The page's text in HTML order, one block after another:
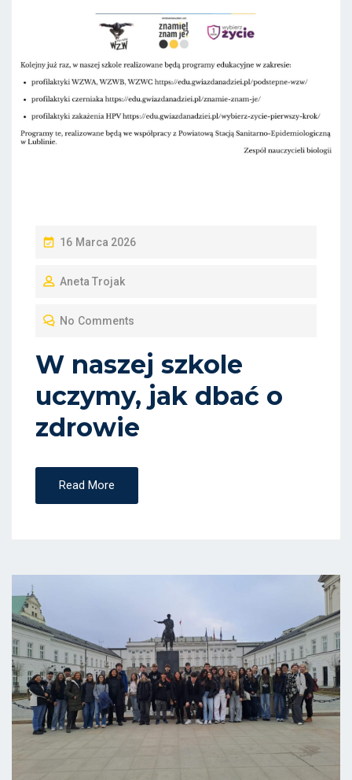
P
S
O
N
16 Marca 2026
Aneta Trojak
No Comments
W naszej szkole
uczymy, jak dbać o
zdrowie
Read More